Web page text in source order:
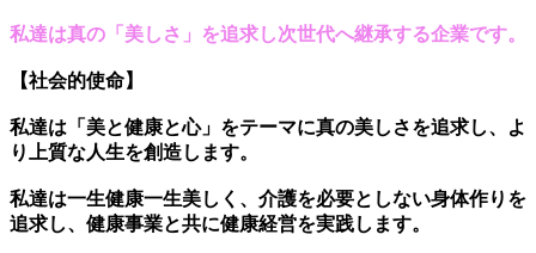
私達は真の「美しさ」を追求し次世代へ継承する企業です。
【社会的使命】
私達は「美と健康と心」をテーマに真の美しさを追求し、
よ
り上質な人生を創造します。
私達は一生健康一生美しく、 介護を必要としない身体作りを
追求し、健康事業と共に健康経営を実践します。